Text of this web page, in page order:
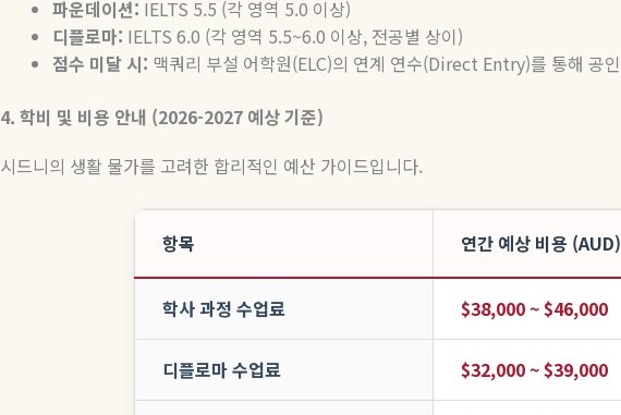
파운데이션: IELTS 5.5 (각 영역 5.0 이상)
디플로마: IELTS 6.0 (각 영역 5.5~6.0 이상, 전공별 상이)
점수 미달 시: 맥쿼리 부설 어학원(ELC)의 연계 연수(Direct Entry)를 통해 공인
4. 학비 및 비용 안내 (2026-2027 예상기준)
시드니의 생활 물가를 고려한 합리적인 예산 가이드입니다.
항목 연간 예상 비용 (AUD)
학사 과정 수업료 $38,000 ~ $46,000
디플로마 수업료 $32,000 ~ $39,000